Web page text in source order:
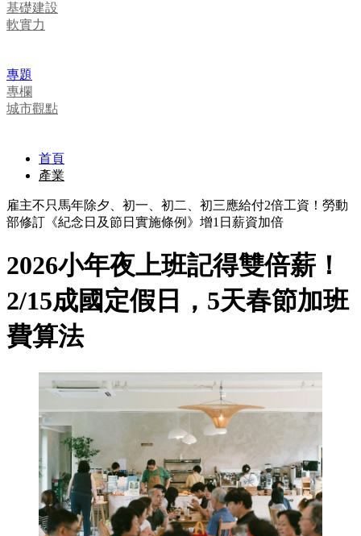
基礎建設
軟實力
專題
專欄
城市觀點
首頁
產業
雇主不只馬年除夕、初一、初二、初三應給付2倍工資！勞動
部修訂《紀念日及節日實施條例》增1日薪資加倍
2026小年夜上班記得雙倍薪！
2/15成國定假日，5天春節加班
費算法